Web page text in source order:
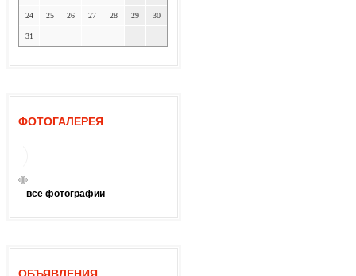
24 25 26 27 28 29 30
31
ФОТОГАЛЕРЕЯ
все фотографии